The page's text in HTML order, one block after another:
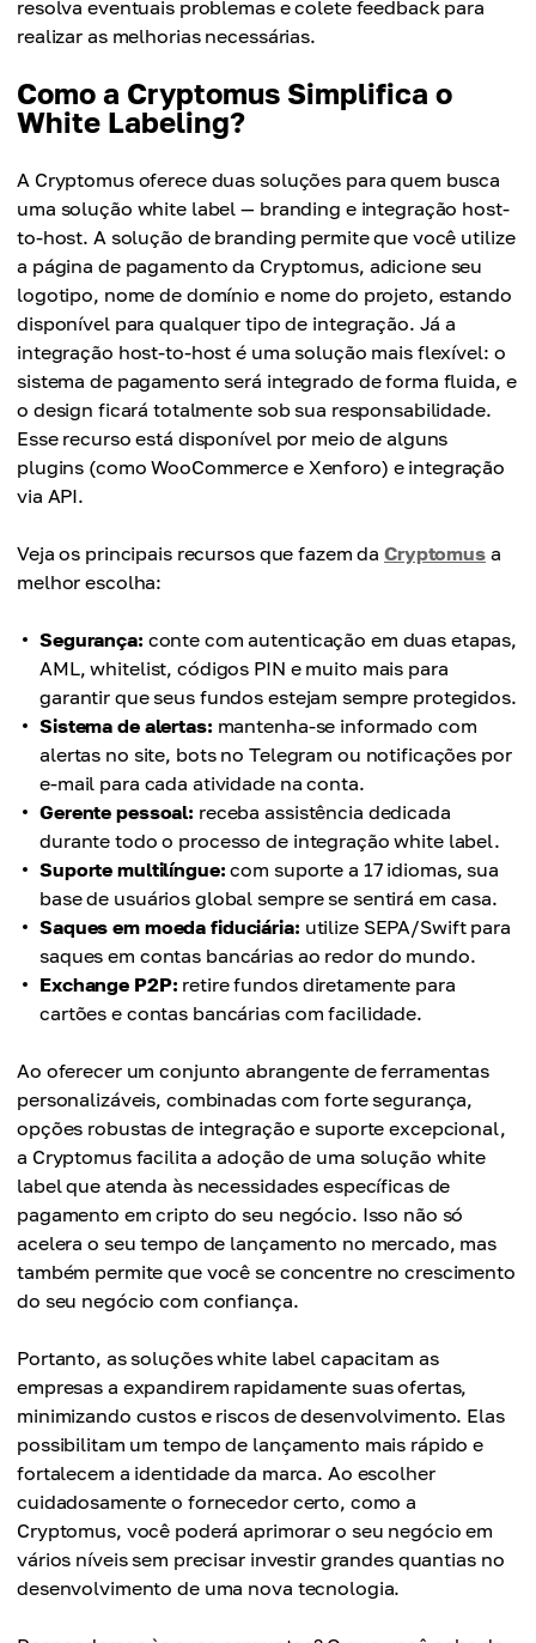
resolva eventuais problemas e colete feedback para
realizar as melhorias necessárias.
Como a Cryptomus Simplifica o
White Labeling?
A Cryptomus oferece duas soluções para quem busca
uma solução white label — branding e integração host-
to-host. A solução de branding permite que você utilize
a página de pagamento da Cryptomus, adicione seu
logotipo, nome de domínio e nome do projeto, estando
disponível para qualquer tipo de integração. Já a
integração host-to-host é uma solução mais flexível: o
sistema de pagamento será integrado de forma fluida, e
o design ficará totalmente sob sua responsabilidade.
Esse recurso está disponível por meio de alguns
plugins (como WooCommerce e Xenforo) e integração
via API.
Veja os principais recursos que fazem daCryptomus a
melhor escolha:
Segurança: conte com autenticação em duas etapas,
AML, whitelist, códigos PIN e muito mais para
garantir que seus fundos estejam sempre protegidos.
Sistema de alertas: mantenha-se informado com
alertas no site, bots no Telegram ou notificações por
e-mail para cada atividade na conta.
Gerente pessoal: receba assistência dedicada
durante todo o processo de integração white label.
Suporte multilíngue: com suporte a 17 idiomas, sua
base de usuários global sempre se sentirá em casa.
Saques em moeda fiduciária: utilize SEPA/Swift para
saques em contas bancárias ao redor do mundo.
Exchange P2P: retire fundos diretamente para
cartões e contas bancárias com facilidade.
Ao oferecer um conjunto abrangente de ferramentas
personalizáveis, combinadas com forte segurança,
opções robustas de integração e suporte excepcional,
a Cryptomus facilita a adoção de uma solução white
label que atenda às necessidades específicas de
pagamento em cripto do seu negócio. Isso não só
acelera o seu tempo de lançamento no mercado, mas
também permite que você se concentre no crescimento
do seu negócio com confiança.
Portanto, as soluções white label capacitam as
empresas a expandirem rapidamente suas ofertas,
minimizando custos e riscos de desenvolvimento. Elas
possibilitam um tempo de lançamento mais rápido e
fortalecem a identidade da marca. Ao escolher
cuidadosamente o fornecedor certo, como a
Cryptomus, você poderá aprimorar o seu negócio em
vários níveis sem precisar investir grandes quantias no
desenvolvimento de uma nova tecnologia.